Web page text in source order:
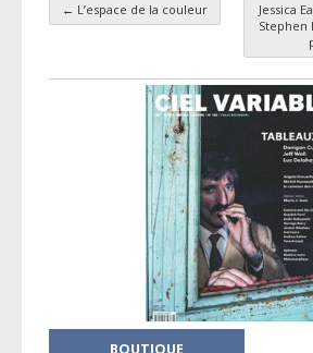
Navigation des
← L’espace de la couleur
Jessica
Stephen
BOUTIQUE